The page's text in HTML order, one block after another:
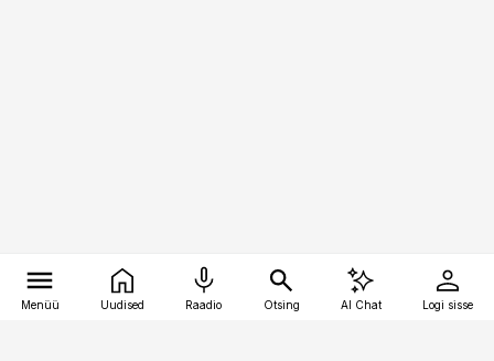
Menüü Uudised Raadio Otsing AI Chat Logi sisse